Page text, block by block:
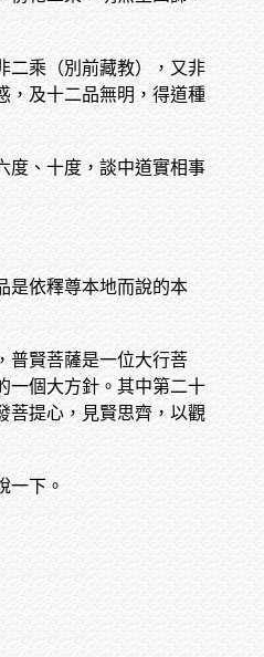
二乘（別前藏教），又非
，及十二品無明，得道種
度、十度，談中道實相事
是依釋尊本地而說的本
普賢菩薩是一位大行菩
一個大方針。其中第二十
菩提心，見賢思齊，以觀
一下。